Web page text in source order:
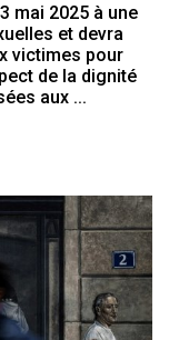
mai 2025 à une
et devra
victimes pour
de la dignité
aux ...